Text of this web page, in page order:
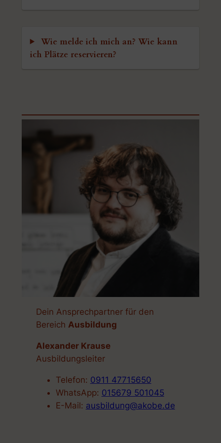
Wie melde ich mich an? Wie kann
ich Plätze reservieren?
Dein Ansprechpartner für den
Bereich Ausbildung
Alexander Krause
Ausbildungsleiter
Telefon: 0911 47715650
WhatsApp: 015679 501045
E-Mail: ausbildung@akobe.de